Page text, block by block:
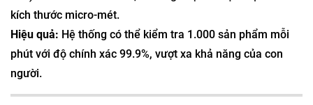
kích thước micro-mét.
Hiệu quả: Hệ thống có thể kiểm tra 1.000 sản phẩm mỗi
phút với độ chính xác 99.9%, vượt xa khả năng của con
người.